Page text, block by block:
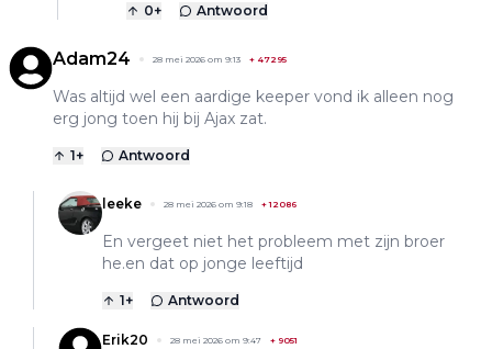
0+ Antwoord
Adam24 28 mei 2026 om 9:13 + 47295
Was altijd wel een aardige keeper vond ik alleen nog
erg jong toen hij bij Ajax zat.
1+ Antwoord
leeke 28 mei 2026 om 9:18 +12086
En vergeet niet het probleem met zijn broer
he.en dat op jonge leeftijd
1+ Antwoord
Erik20 28 mei 2026 om 9:47 + 9051